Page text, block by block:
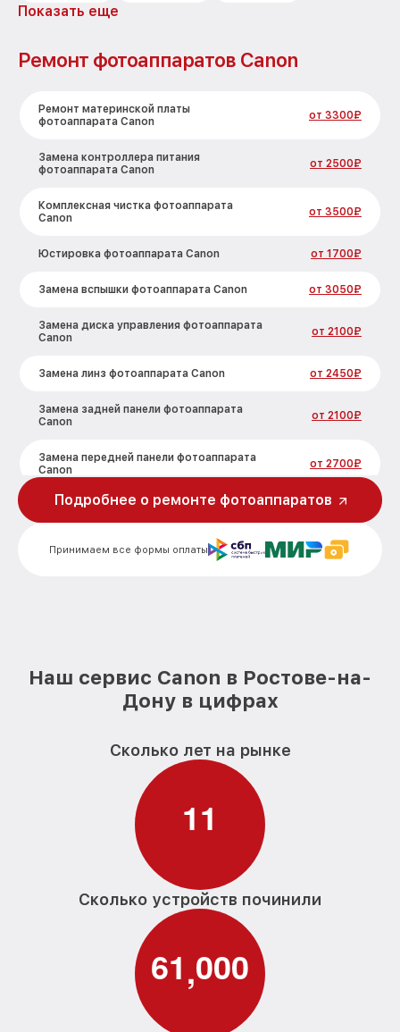
Показать еще
Ремонт фотоаппаратов Canon
Ремонт материнской платы
фотоаппарата Canon
от 3300₽
Замена контроллера питания
фотоаппарата Canon
от 2500₽
Комплексная чистка фотоаппарата
Canon
от 3500₽
Юстировка фотоаппарата Canon от 1700₽
Замена вспышки фотоаппарата Canon от 3050₽
Замена диска управления фотоаппарата
Canon
от 2100₽
Замена линз фотоаппарата Canon от 2450₽
Замена задней панели фотоаппарата
Canon
от 2100₽
Замена передней панели фотоаппарата
Canon
от 2700₽
Замена устройства стабилизации
Замена фокусировочного экрана
от 2700₽
Замена CCD/CMOS матрицы
фотоаппарата Canon
Замена материнской платы
фотоаппарата Canon
Замена платы отсека карты памяти
фотоаппарата Canon
Устранение битых пикселей на
CCD/CMOS матрице фотоаппарата
Чистка CCD/CMOS матрицы
фотоаппарата Canon
Замена байонета фотоаппарата Canon
Замена кнопки включения фотоаппарата
Принимаем все формы оплаты
Подробнее о ремонте фотоаппаратов
Наш сервис Canon в Ростове-на-
Дону в цифрах
Сколько лет на рынке
11
Сколько устройств починили
61,000